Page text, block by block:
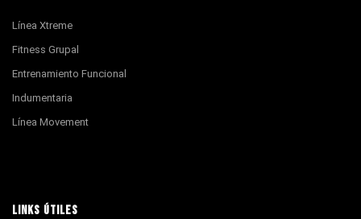
Línea Xtreme
Fitness Grupal
Entrenamiento Funcional
Indumentaria
Línea Movement
LINKS ÚTILES